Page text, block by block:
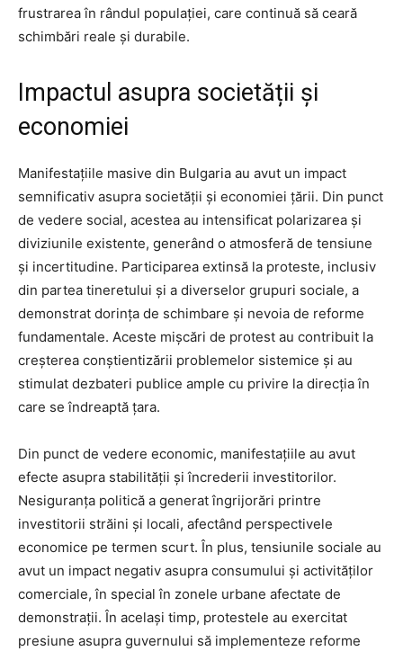
frustrarea în rândul populației, care continuă să ceară
schimbări reale și durabile.
Impactul asupra societății și
economiei
Manifestațiile masive din Bulgaria au avut un impact
semnificativ asupra societății și economiei țării. Din punct
de vedere social, acestea au intensificat polarizarea și
diviziunile existente, generând o atmosferă de tensiune
și incertitudine. Participarea extinsă la proteste, inclusiv
din partea tineretului și a diverselor grupuri sociale, a
demonstrat dorința de schimbare și nevoia de reforme
fundamentale. Aceste mișcări de protest au contribuit la
creșterea conștientizării problemelor sistemice și au
stimulat dezbateri publice ample cu privire la direcția în
care se îndreaptă țara.
Din punct de vedere economic, manifestațiile au avut
efecte asupra stabilității și încrederii investitorilor.
Nesiguranța politică a generat îngrijorări printre
investitorii străini și locali, afectând perspectivele
economice pe termen scurt. În plus, tensiunile sociale au
avut un impact negativ asupra consumului și activităților
comerciale, în special în zonele urbane afectate de
demonstrații. În același timp, protestele au exercitat
presiune asupra guvernului să implementeze reforme